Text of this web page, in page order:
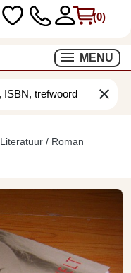
(0)
MENU
clear
Literatuur / Roman